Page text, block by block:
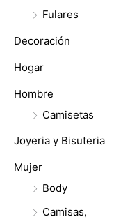
Fulares
Decoración
Hogar
Hombre
Camisetas
Joyeria y Bisuteria
Mujer
Body
Camisas,